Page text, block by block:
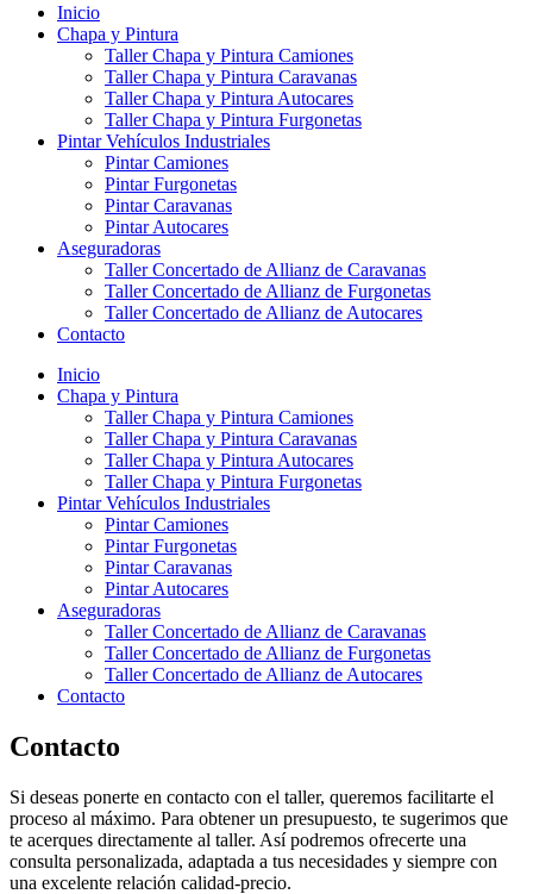
Inicio
Chapa y Pintura
Taller Chapa y Pintura Camiones
Taller Chapa y Pintura Caravanas
Taller Chapa y Pintura Autocares
Taller Chapa y Pintura Furgonetas
Pintar Vehículos Industriales
Pintar Camiones
Pintar Furgonetas
Pintar Caravanas
Pintar Autocares
Aseguradoras
Taller Concertado de Allianz de Caravanas
Taller Concertado de Allianz de Furgonetas
Taller Concertado de Allianz de Autocares
Contacto
Inicio
Chapa y Pintura
Taller Chapa y Pintura Camiones
Taller Chapa y Pintura Caravanas
Taller Chapa y Pintura Autocares
Taller Chapa y Pintura Furgonetas
Pintar Vehículos Industriales
Pintar Camiones
Pintar Furgonetas
Pintar Caravanas
Pintar Autocares
Aseguradoras
Taller Concertado de Allianz de Caravanas
Taller Concertado de Allianz de Furgonetas
Taller Concertado de Allianz de Autocares
Contacto
Contacto
Si deseas ponerte en contacto con el taller, queremos facilitarte el
proceso al máximo. Para obtener un presupuesto, te sugerimos que
te acerques directamente al taller. Así podremos ofrecerte una
consulta personalizada, adaptada a tus necesidades y siempre con
una excelente relación calidad-precio.